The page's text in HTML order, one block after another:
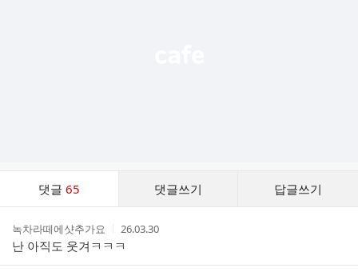
댓글65 댓글쓰기 답글쓰기
스
작
성
자
녹차라떼에샷추가요
작
성
시
간
26.03.30
난 아직도 웃겨ㅋㅋㅋ